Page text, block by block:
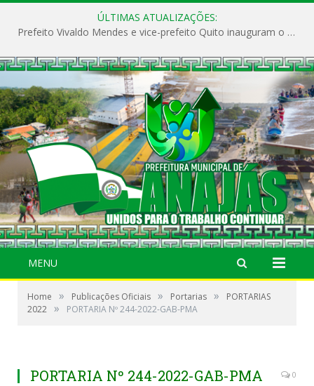
ÚLTIMAS ATUALIZAÇÕES:
Prefeito Vivaldo Mendes e vice-prefeito Quito inauguram o CAPS e fortalecem a saúde pública em Anajás.
MENU
Home » Publicações Oficiais » Portarias »
PORTARIAS
2022 » PORTARIA Nº 244-2022-GAB-PMA
PORTARIA Nº 244-2022-GAB-PMA 0